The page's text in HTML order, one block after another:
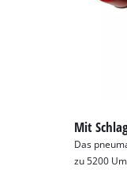
Mit
Das
zu 5200